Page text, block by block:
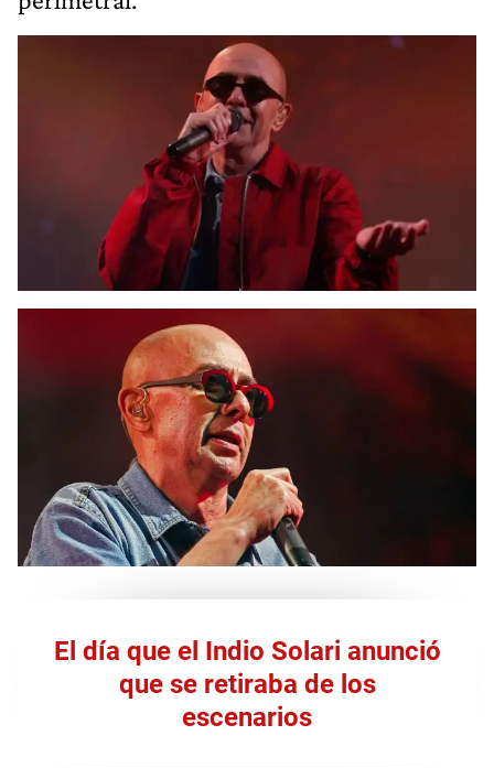
El día que el Indio Solari anunció
que se retiraba de los
escenarios